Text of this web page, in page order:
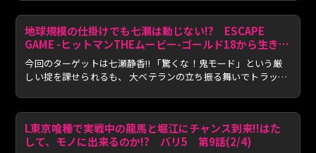
地球規模の仕掛けでも七瀬は動じない!? ESCAPE
GAME -ヒットマンTHEムービー-ゴールド18から生き残
れ 第40話
今回のターゲットは七瀬静香!! 「驚くな！鬼モード」という厳
しい掟を課せられるも、 大ベテランの立ち振る舞いでトラッ
L東京喰種で実戦中の龍馬と堀江にチャンス到来!!はた
して、モノに出来るのか!? バリ5 第9話(2/4)